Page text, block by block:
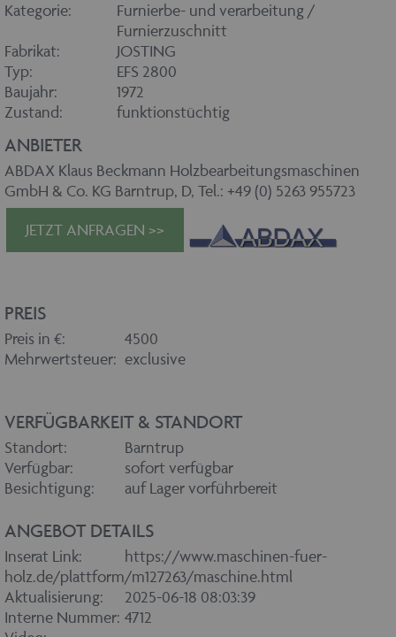
Kategorie:
Furnierbe- und verarbeitung /
Furnierzuschnitt
Fabrikat:
JOSTING
Typ:
EFS 2800
Baujahr:
1972
Zustand:
funktionstüchtig
ANBIETER
ABDAX Klaus Beckmann Holzbearbeitungsmaschinen
GmbH & Co. KG Barntrup, D, Tel.: +49 (0) 5263 955723
JETZT ANFRAGEN >>
PREIS
Preis in €:
4500
Mehrwertsteuer: exclusive
VERFÜGBARKEIT & STANDORT
Standort:
Barntrup
Verfügbar:
sofort verfügbar
Besichtigung:
auf Lager vorführbereit
ANGEBOT DETAILS
Inserat Link:
https://www.maschinen-fuer-
holz.de/plattform/m127263/maschine.html
Aktualisierung:
2025-06-18 08:03:39
Interne Nummer: 4712